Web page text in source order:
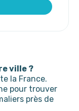
ville ?
la France.
pour trouver
près de